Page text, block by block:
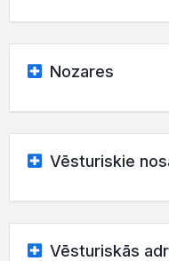
Nozares
Vēsturiskie
Vēsturiskās